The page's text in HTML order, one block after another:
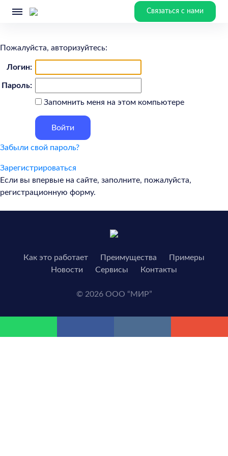
Связаться с нами
Пожалуйста, авторизуйтесь:
Логин:
Пароль:
Запомнить меня на этом компьютере
Забыли свой пароль?
Зарегистрироваться
Если вы впервые на сайте, заполните, пожалуйста,
регистрационную форму.
Как это работает Преимущества
Примеры
Новости
Сервисы Контакты
© 2026 ООО “МИР”